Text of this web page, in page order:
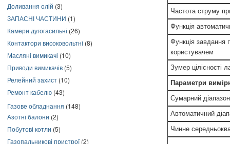
Доливання олій (3)
ЗАПАСНІ ЧАСТИНИ (1)
Камери дугогасильні (26)
Контактори високовольтні (8)
Масляні вимикачі (10)
Приводи вимикачів (5)
Релейний захист (10)
Ремонт кабелю (43)
Газове обладнання (148)
Азотні балони (2)
Побутові котли (5)
Газопальникові пристрої(2)
Частота струму
Функція
Функція завдання
користувачем
Зумер цілісності
Параметри
Сумарний
Автоматичний
Чинне